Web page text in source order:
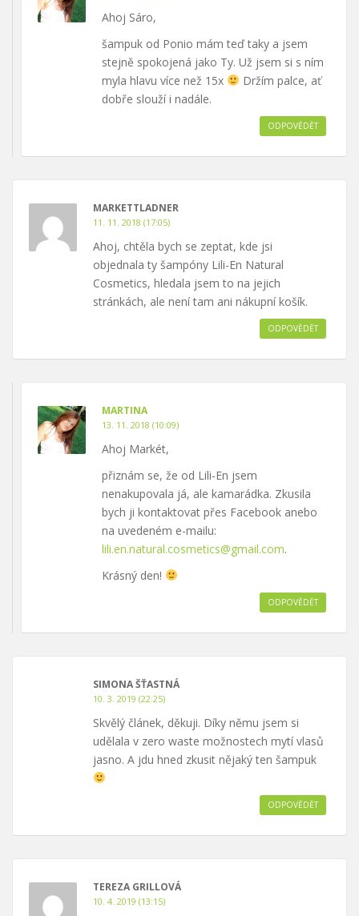
Ahoj Sáro,
šampuk od Ponio mám teď taky a jsem
stejně spokojená jako Ty. Už jsem si s ním
myla hlavu více než 15x
Držím palce, ať
dobře slouží i nadále.
ODPOVĚDĚT
MARKETTLADNER
11. 11. 2018 (17:05)
Ahoj, chtěla bych se zeptat, kde jsi
objednala ty šampóny Lili-En Natural
Cosmetics, hledala jsem to na jejich
stránkách, ale není tam ani nákupní košík.
ODPOVĚDĚT
MARTINA
13. 11. 2018 (10:09)
Ahoj Markét,
přiznám se, že od Lili-En jsem
nenakupovala já, ale kamarádka. Zkusila
bych ji kontaktovat přes Facebook anebo
na uvedeném e-mailu:
lili.en.natural.cosmetics@gmail.com.
Krásný den!
ODPOVĚDĚT
SIMONA ŠŤASTNÁ
10. 3. 2019 (22:25)
Skvělý článek, děkuji. Díky němu jsem si
udělala v zero waste možnostech mytí vlasů
jasno. A jdu hned zkusit nějaký ten šampuk
ODPOVĚDĚT
TEREZA GRILLOVÁ
10. 4. 2019 (13:15)